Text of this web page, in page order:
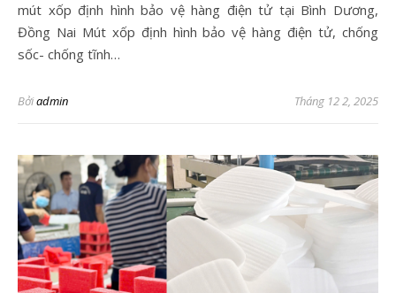
mút xốp định hình bảo vệ hàng điện tử tại Bình Dương,
Đồng Nai Mút xốp định hình bảo vệ hàng điện tử, chống
sốc- chống tĩnh…
Bởiadmin Tháng 12 2, 2025